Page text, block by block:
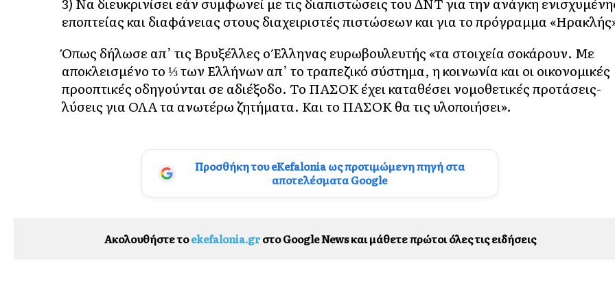
εποπτείας και διαφάνειας στους διαχειριστές πιστώσεων και για το πρόγραμμα
Όπως δήλωσε απ’ τις Βρυξέλλες ο Έλληνας ευρωβουλευτής «τα στοιχεία σοκάρουν. Με
αποκλεισμένο το ⅓ των Ελλήνων απ’ το τραπεζικό σύστημα, η κοινωνία και οι οικονομικές
προοπτικές οδηγούνται σε αδιέξοδο. Το ΠΑΣΟΚ έχει καταθέσει νομοθετικές προτάσεις-
λύσεις για ΟΛΑ τα ανωτέρω ζητήματα. Και το ΠΑΣΟΚ θα τις υλοποιήσει».
Προσθήκη του eKefalonia ως προτιμώμενη πηγή στα
αποτελέσματα Google
Ακολουθήστε τοekefalonia.grστο Google News και μάθετε πρώτοι όλες τις ειδήσεις